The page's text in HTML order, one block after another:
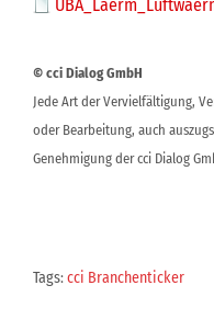
© cci Dialog GmbH
Jede Art der Vervielfältigung,
oder Bearbeitung, auch
Genehmigung der cci Dialog
Tags:cci Branchenticker